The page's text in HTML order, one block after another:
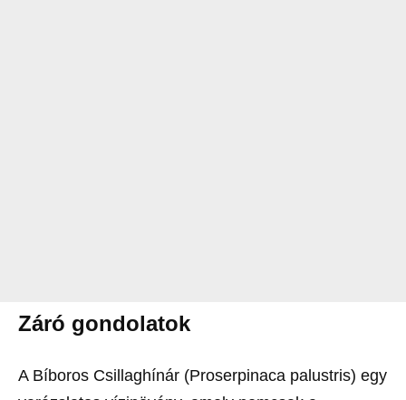
Záró gondolatok
A Bíboros Csillaghínár (Proserpinaca palustris) egy